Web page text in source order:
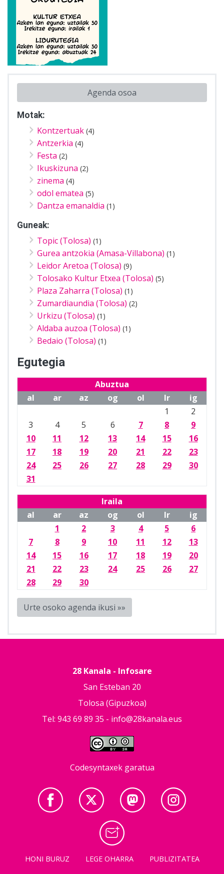
Agenda osoa
Motak:
Kontzertuak (4)
Antzerkia (4)
Festa (2)
Ikuskizuna (2)
zinema (4)
odol ematea (5)
Dantza emanaldia (1)
Guneak:
Topic (Tolosa) (1)
Gurea antzokia (Amasa-Villabona) (1)
Leidor Aretoa (Tolosa) (9)
Tolosako Kultur Etxea (Tolosa) (5)
Plaza Zaharra (Tolosa) (1)
Zumardiaundia (Tolosa) (2)
Urkizu (Tolosa) (1)
Aldaba auzoa (Tolosa) (1)
Bedaio (Tolosa) (1)
Egutegia
Abuztua
al
ar az og ol lr
ig
1
2
3
4 5 6 7 8
9
10
11 12 13 14 15
16
17
18 19 20 21 22
23
24
25 26 27 28 29
30
31
Iraila
al
ar az og ol lr
ig
1
2 3 4 5
6
7
8 9 10 11 12
13
14
15 16 17 18 19
20
21
22 23 24 25 26
27
28
29 30
Urte osoko agenda ikusi »»
28 Kanala - Infosare
San Esteban 20
Tolosa (Gipuzkoa)
Tel: 943 69 89 35 - info@28kanala.eus
Codesyntaxek garatua
HONI BURUZ LEGE OHARRA
PUBLIZITATEA